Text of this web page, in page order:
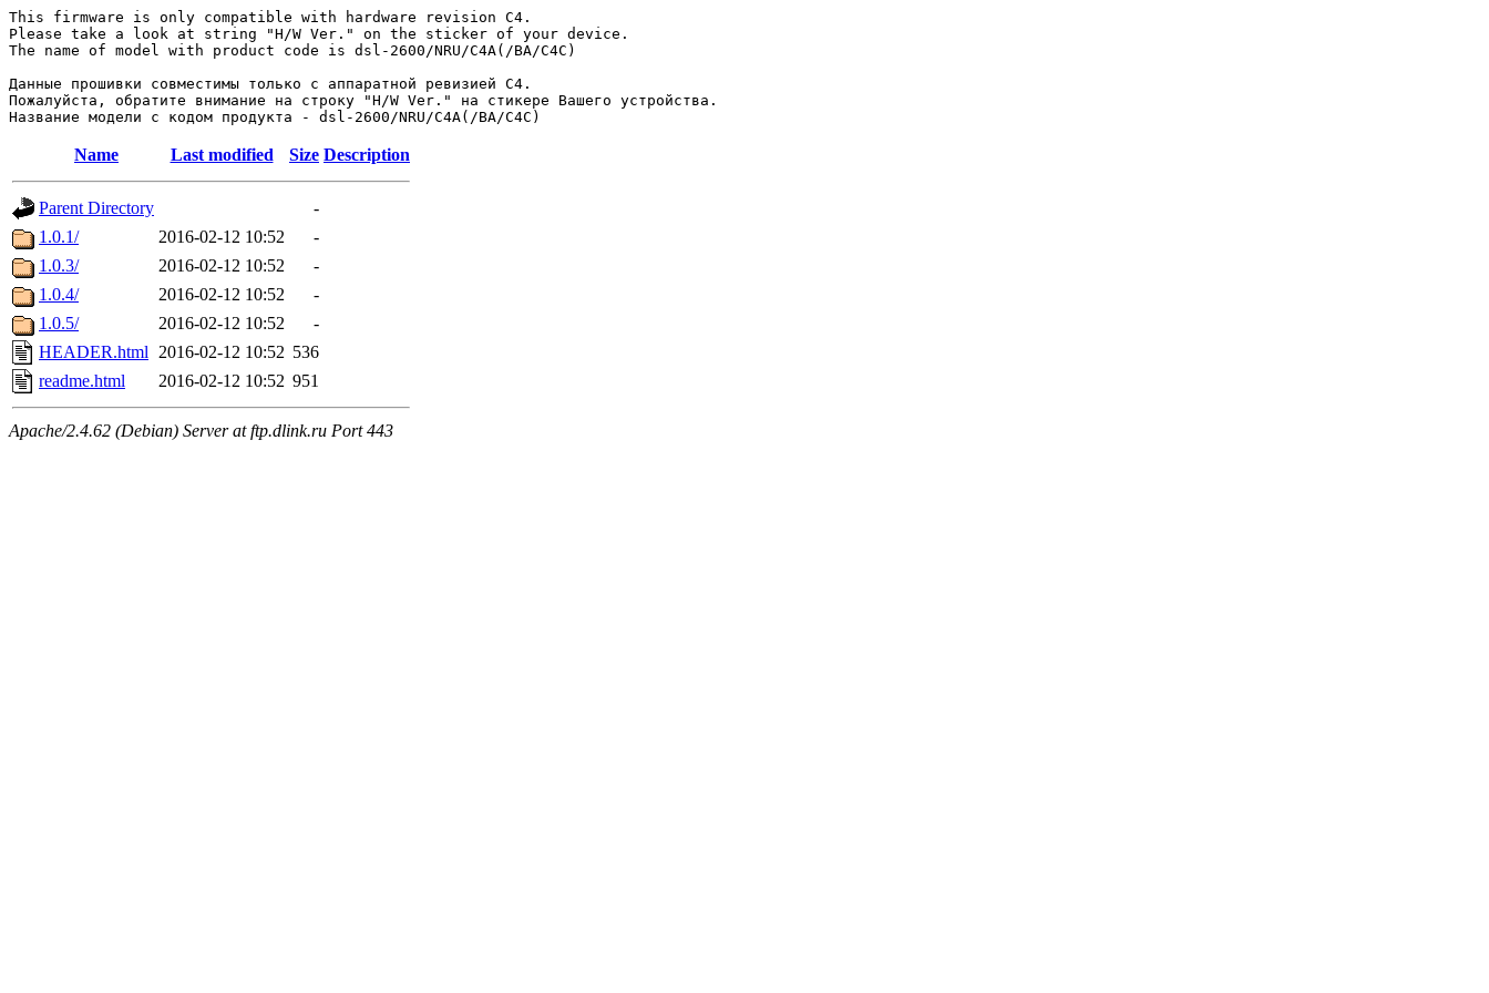
This firmware is only compatible with hardware revision С4.
Please take a look at string "H/W Ver." on the sticker of your device.
The name of model with product code is dsl-2600/NRU/C4A(/BA/C4C)
Данные прошивки совместимы только с аппаратной ревизией C4.
Пожалуйста, обратите внимание на строку "H/W Ver." на стикере Вашего устройства.
Name Last modified Size Description
Parent Directory
-
1.0.1/
2016-02-12 10:52
-
1.0.3/
2016-02-12 10:52
-
1.0.4/
2016-02-12 10:52
-
1.0.5/
2016-02-12 10:52
-
HEADER.html
2016-02-12 10:52 536
readme.html
2016-02-12 10:52 951
Apache/2.4.62 (Debian) Server at ftp.dlink.ru Port 443